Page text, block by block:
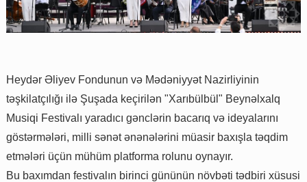
Heydər Əliyev Fondunun və Mədəniyyət Nazirliyinin
təşkilatçılığı ilə Şuşada keçirilən "Xarıbülbül" Beynəlxalq
Musiqi Festivalı yaradıcı gənclərin bacarıq və ideyalarını
göstərmələri, milli sənət ənənələrini müasir baxışla təqdim
etmələri üçün mühüm platforma rolunu oynayır.
Bu baxımdan festivalın birinci gününün növbəti tədbiri xüsusi